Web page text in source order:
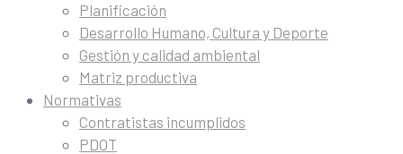
Planificación
Desarrollo Humano, Cultura y Deporte
Gestión y calidad ambiental
Matriz productiva
Normativas
Contratistas incumplidos
PDOT